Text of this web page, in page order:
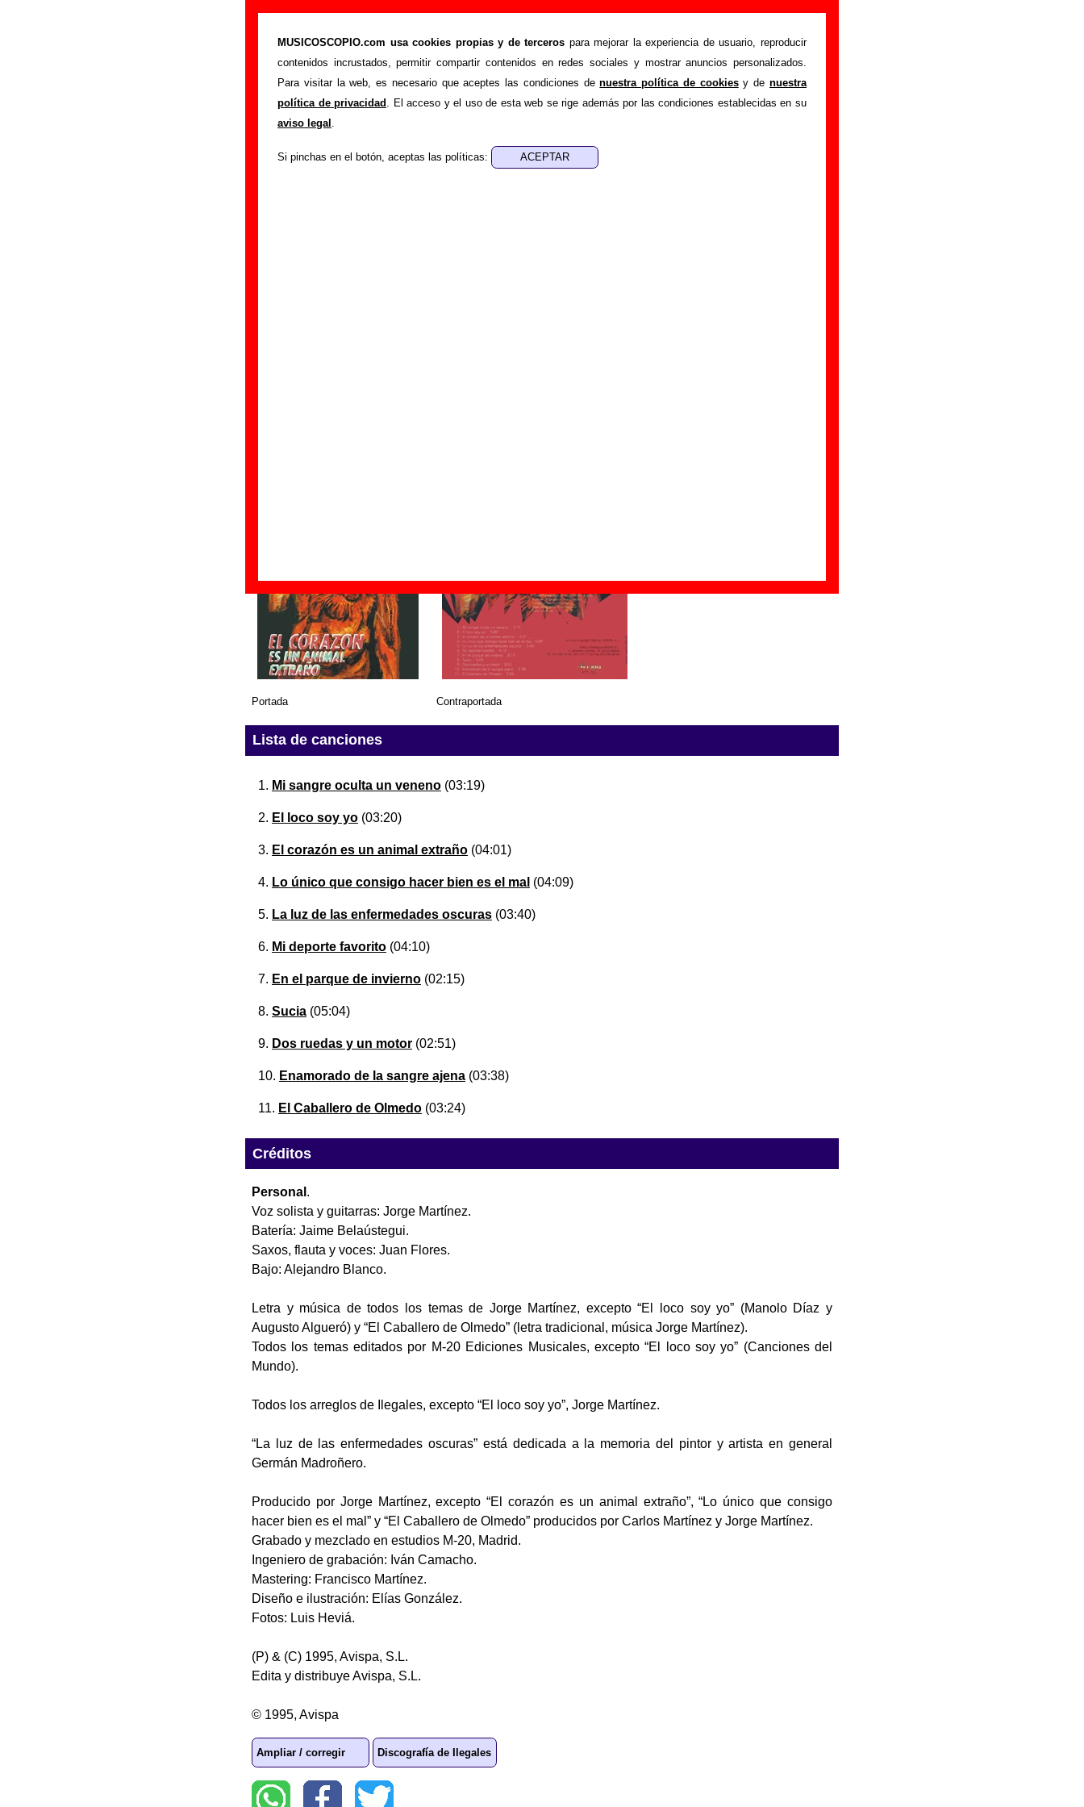
MUSICOSCOPIO.com usa cookies propias y de terceros para mejorar la experiencia de usuario, reproducir
contenidos incrustados, permitir compartir contenidos en redes sociales y mostrar anuncios personalizados.
Para visitar la web, es necesario que aceptes las condiciones denuestra política de cookiesy denuestra
política de privacidad . El acceso y el uso de esta web se rige además por las condiciones establecidas en su
aviso legal .
Si pinchas en el botón, aceptas las políticas:
“El corazón es un animal extraño” (CD, 1995) - Ilegales
Portada >Ilegales >Discografía > El corazón es un animal extraño
Esta página pretende recopilar todo tipo de información sobre eldisco “El corazón es un animal
extraño”, interpretado porIlegales. Además del listado de canciones incluidas en el disco, también
se mostrarán en esta página otros tipos de información a medida que estén disponibles: los datos
colaboradores y responsables de la grabación, las mezclas y la masterización), información sobre
Portada Contraportada
Lista de canciones
Mi sangre oculta un veneno (03:19)
El loco soy yo (03:20)
El corazón es un animal extraño (04:01)
Lo único que consigo hacer bien es el mal (04:09)
La luz de las enfermedades oscuras (03:40)
Mi deporte favorito (04:10)
En el parque de invierno (02:15)
Sucia (05:04)
Dos ruedas y un motor (02:51)
Enamorado de la sangre ajena (03:38)
El Caballero de Olmedo (03:24)
Créditos
Personal .
Voz solista y guitarras: Jorge Martínez.
Batería: Jaime Belaústegui.
Saxos, flauta y voces: Juan Flores.
Bajo: Alejandro Blanco.
Letra y música de todos los temas de Jorge Martínez, excepto “El loco soy yo” (Manolo Díaz y
Augusto Algueró) y “El Caballero de Olmedo” (letra tradicional, música Jorge Martínez).
Todos los temas editados por M-20 Ediciones Musicales, excepto “El loco soy yo” (Canciones del
Mundo).
Todos los arreglos de Ilegales, excepto “El loco soy yo”, Jorge Martínez.
“La luz de las enfermedades oscuras” está dedicada a la memoria del pintor y artista en general
Germán Madroñero.
Producido por Jorge Martínez, excepto “El corazón es un animal extraño”, “Lo único que consigo
hacer bien es el mal” y “El Caballero de Olmedo” producidos por Carlos Martínez y Jorge Martínez.
Grabado y mezclado en estudios M-20, Madrid.
Ingeniero de grabación: Iván Camacho.
Mastering: Francisco Martínez.
Diseño e ilustración: Elías González.
Fotos: Luis Heviá.
(P) & (C) 1995, Avispa, S.L.
Edita y distribuye Avispa, S.L.
© 1995, Avispa
Ampliar / corregir Discografía de Ilegales